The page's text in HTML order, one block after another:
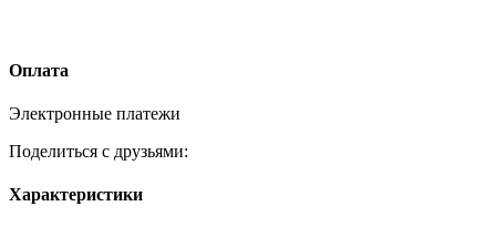
Оплата
Электронные платежи
Поделиться с друзьями:
Характеристики